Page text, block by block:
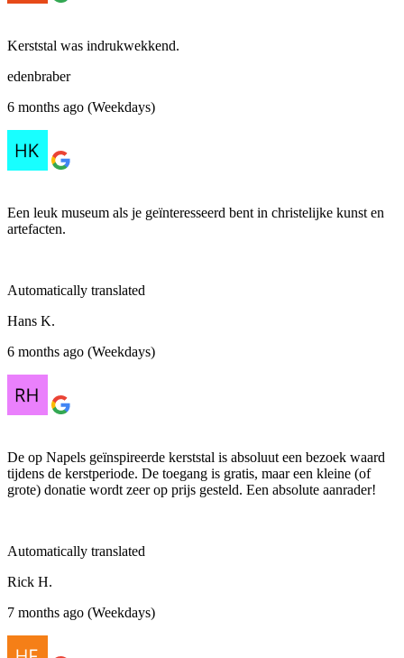
Kerststal was indrukwekkend.
edenbraber
6 months ago (Weekdays)
Een leuk museum als je geïnteresseerd bent in christelijke kunst en
artefacten.
Automatically translated
Hans K.
6 months ago (Weekdays)
De op Napels geïnspireerde kerststal is absoluut een bezoek waard
tijdens de kerstperiode. De toegang is gratis, maar een kleine (of
grote) donatie wordt zeer op prijs gesteld. Een absolute aanrader!
Automatically translated
Rick H.
7 months ago (Weekdays)